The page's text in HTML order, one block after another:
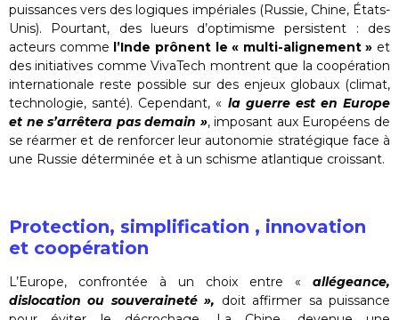
puissances vers des logiques impériales (Russie, Chine, États-
Unis). Pourtant, des lueurs d’optimisme persistent : des
acteurs comme l’Inde prônent le « multi-alignement » et
des initiatives comme VivaTech montrent que la coopération
internationale reste possible sur des enjeux globaux (climat,
technologie, santé). Cependant, « la guerre est en Europe
et ne s’arrêtera pas demain », imposant aux Européens de
se réarmer et de renforcer leur autonomie stratégique face à
une Russie déterminée et à un schisme atlantique croissant.
Protection, simplification , innovation
et coopération
L’Europe, confrontée à un choix entre « allégeance,
dislocation ou souveraineté », doit affirmer sa puissance